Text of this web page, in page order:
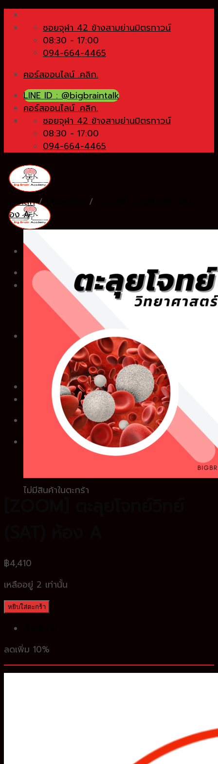
Skip
content
ซอยจุฬา 42 ข้างสามย่านมิตรทาวน์
08:30 - 17:00
094-664-4465
คอร์สออนไลน์ .คลิก.
LINE ID : @bigbraintalk
คอร์สออนไลน์ .คลิก.
ซอยจุฬา 42 ข้างสามย่านมิตรทาวน์
08:30 - 17:00
094-664-4465
หน้าแรก
คอร์สเรียน”สด”
Basic ชั้นป.4
Fundamental ชั้นป.5
Intensive ชั้นป.6
ทำไมต้อง BigBrain
ทำเนียบคนเก่ง
ตัวอย่างการสอน
คำถามที่พบบ่อย
สมัครเรียน
คลังความรู้
LINE ID : @bigbraintalk
ไม่มีสินค้าในตะกร้า
หน้าหลัก / /
ห้อง A
฿4,410
เหลืออยู่ 2 เท่านั้น
หยิบใส่ตะกร้า
ลดเพิ่ม 10%